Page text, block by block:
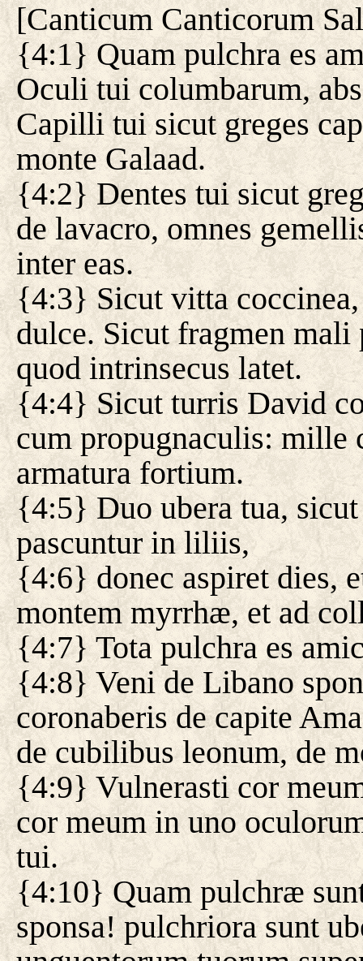
[Canticum Canticorum
{4:1} Quam pulchra es
Oculi tui columbarum,
Capilli tui sicut greges
monte Galaad.
{4:2} Dentes tui sicut
de lavacro, omnes
inter eas.
{4:3} Sicut vitta
dulce. Sicut fragmen
quod intrinsecus latet.
{4:4} Sicut turris David
cum propugnaculis: mille
armatura fortium.
{4:5} Duo ubera tua,
pascuntur in liliis,
{4:6} donec aspiret dies,
montem myrrhæ, et ad
{4:7} Tota pulchra es
{4:8} Veni de Libano
coronaberis de capite
de cubilibus leonum, de
{4:9} Vulnerasti cor
cor meum in uno
tui.
{4:10} Quam pulchræ
sponsa! pulchriora sunt